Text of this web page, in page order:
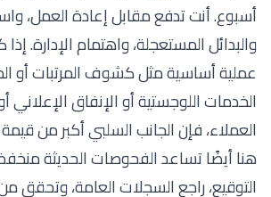
أسبوع. أنت تدفع مقابل إعادة العمل،
والبدائل المستعجلة، واهتمام الإدارة.
عملية أساسية مثل كشوف المرتبات أو
الخدمات اللوجستية أو الإنفاق الإعلاني
العملاء، فإن الجانب السلبي أكبر من
هنا أيضًا تساعد الفحوصات الحديثة
التوقيع، راجع السجلات العامة، وتحقق